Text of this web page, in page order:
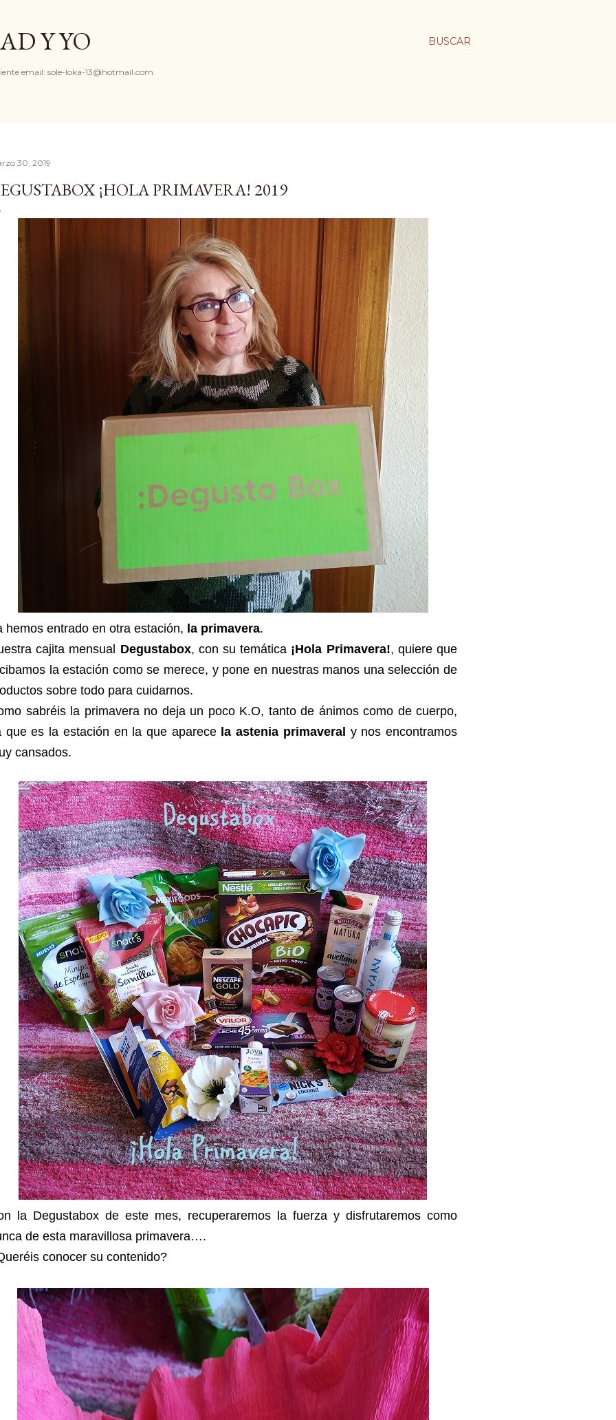
BUSCAR
Y YO
email: sole-loka-13@hotmail.com
30, 2019
¡HOLA PRIMAVERA! 2019
hemos entrado en otra estación, la primavera.
cajita mensual Degustabox, con su temática ¡Hola Primavera!, quiere que
la estación como se merece, y pone en nuestras manos una selección de
sobre todo para cuidarnos.
sabréis la primavera no deja un poco K.O, tanto de ánimos como de cuerpo,
que es la estación en la que aparece la astenia primaveral y nos encontramos
cansados.
la Degustabox de este mes, recuperaremos la fuerza y disfrutaremos como
de esta maravillosa primavera….
conocer su contenido?